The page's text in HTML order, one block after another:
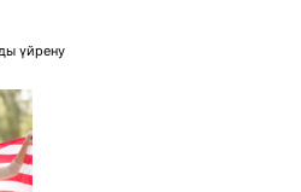
үйрену